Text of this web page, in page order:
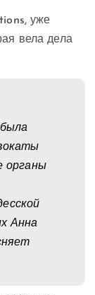
уже
вела дела
органы
Анна